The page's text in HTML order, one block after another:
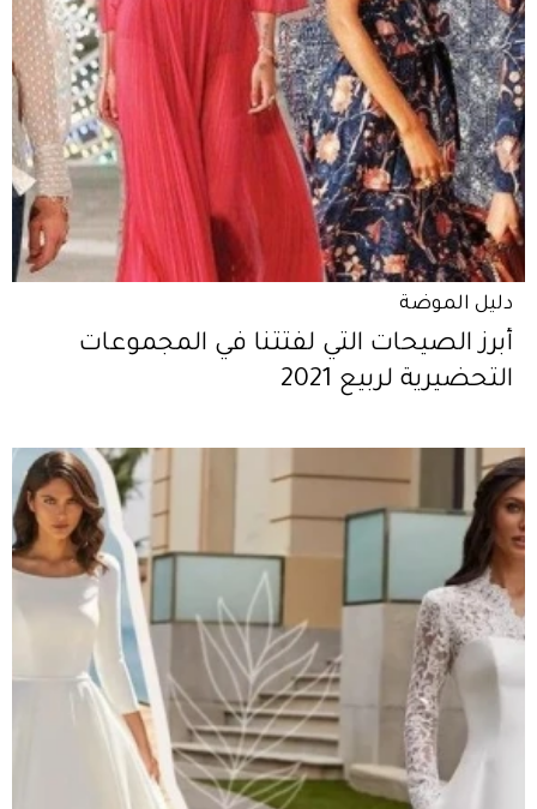
دليل الموضة
أبرز الصيحات التي لفتتنا في المجموعات
التحضيرية لربيع 2021